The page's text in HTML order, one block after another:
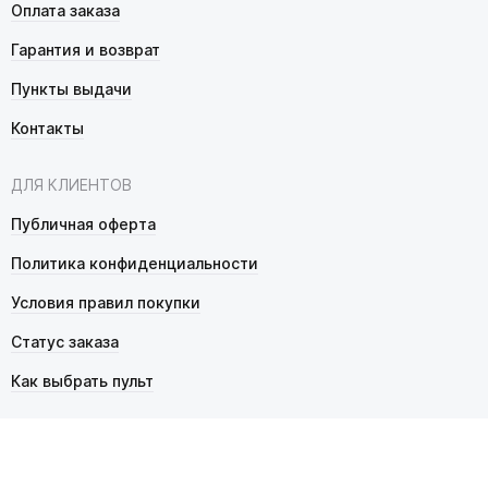
Оплата заказа
Гарантия и возврат
Пункты выдачи
Контакты
ДЛЯ КЛИЕНТОВ
Публичная оферта
Политика конфиденциальности
Условия правил покупки
Статус заказа
Как выбрать пульт